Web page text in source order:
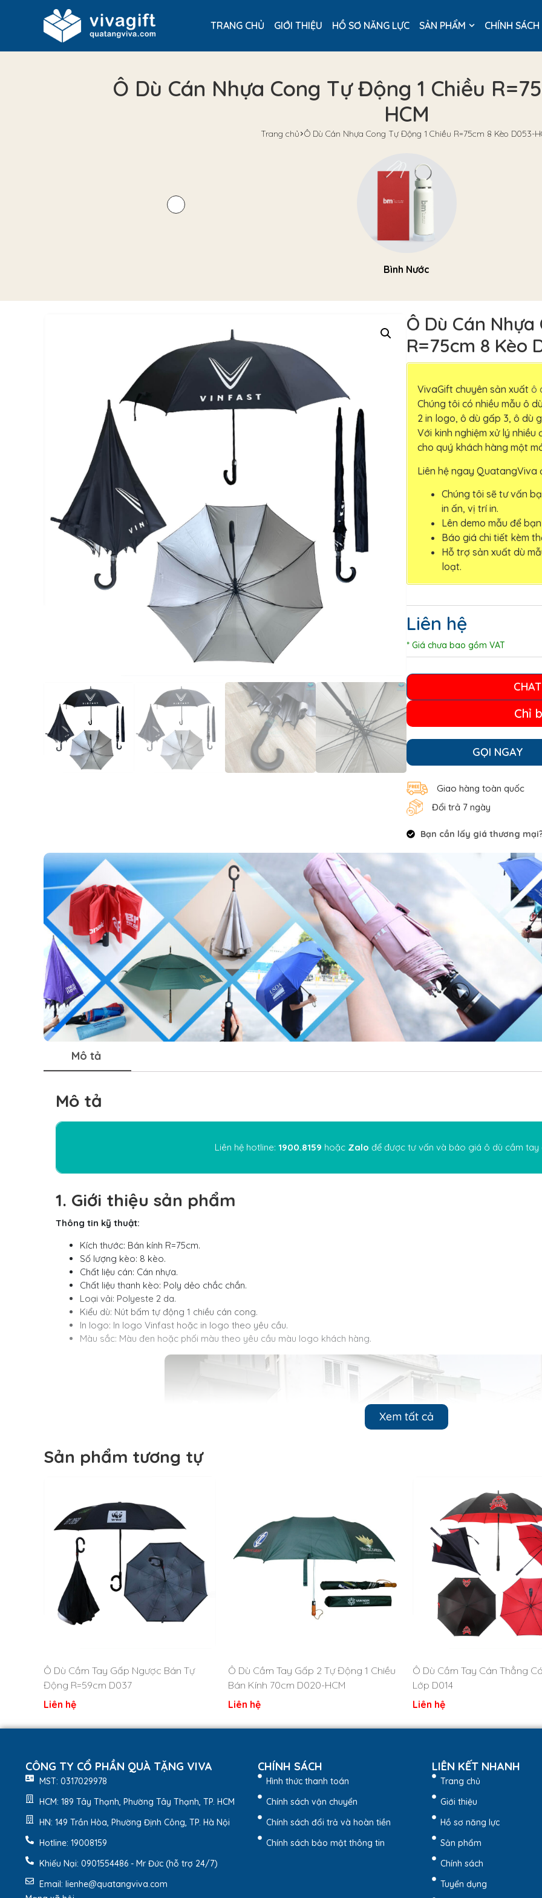
TRANG CHỦ GIỚI THIỆU HỒ SƠ NĂNG LỰC SẢN PHẨM CHÍNH SÁCH
Ô Dù Cán Nhựa Cong Tự Động 1 Chiều
HCM
Trang chủ Ô Dù Cán Nhựa Cong Tự Động 1 Chiều R=75cm 8 Kèo D053-
Bình Nước
Ô Dù Cán
R=75cm 8 Kèo
VivaGift chuyên sản xuất ô
Chúng tôi có nhiều mẫu ô
2 in logo, ô dù gấp 3, ô dù
Với kinh nghiệm xử lý
cho quý khách hàng một
Liên hệ ngay QuatangViva
Chúng tôi sẽ tư vấn
in ấn, vị trí in.
Lên demo mẫu để
Báo giá chi tiết kèm
Hỗ trợ sản xuất dù
loạt.
Liên hệ
* Giá chưa bao gồm VAT
Chỉ
GỌI NGAY
Giao hàng toàn quốc
Đổi trả 7 ngày
Bạn cần lấy giá thương
Mô tả
Mô tả
Liên hệ hotline: 1900.8159 hoặc Zalo để được tư vấn và báo giá ô dù cầm tay
1. Giới thiệu sản phẩm
Thông tin kỹ thuật:
Kích thước: Bán kính R=75cm.
Số lượng kèo: 8 kèo.
Chất liệu cán: Cán nhựa.
Chất liệu thanh kèo: Poly dẻo chắc chắn.
Loại vải: Polyeste 2 da.
Kiểu dù: Nút bấm tự động 1 chiều cán cong.
In logo: In logo Vinfast hoặc in logo theo yêu cầu.
Màu sắc: Màu đen hoặc phối màu theo yêu cầu màu logo khách hàng.
2. Đặc điểm nổi bật sản phẩm
Mẫuô dù cán nhựa D053là sự lựa chọn lý tưởng dành cho những ai cần một chiếc ô bền đẹp, dễ sử dụng và có thể
Xem tất cả
Sản phẩm tương tự
Ô Dù Cầm Tay Gấp Ngược Bán Tự
Động R=59cm D037
Liên hệ
Ô Dù Cầm Tay Gấp 2 Tự Động 1 Chiều
Bán Kính 70cm D020-HCM
Liên hệ
Ô Dù Cầm Tay Cán Thẳng
Lớp D014
Liên hệ
CÔNG TY CỔ PHẦN QUÀ TẶNG VIVA
MST: 0317029978
HCM: 189 Tây Thạnh, Phường Tây Thạnh, TP. HCM
HN: 149 Trần Hòa, Phường Định Công, TP. Hà Nội
Hotline: 19008159
Khiếu Nại: 0901554486 - Mr Đức (hỗ trợ 24/7)
Email: lienhe@quatangviva.com
CHÍNH SÁCH
Hình thức thanh toán
Chính sách vận chuyển
Chính sách đổi trả và hoàn tiền
Chính sách bảo mật thông tin
LIÊN KẾT NHANH
Trang chủ
Giới thiệu
Hồ sơ năng lực
Sản phẩm
Chính sách
Tuyển dụng